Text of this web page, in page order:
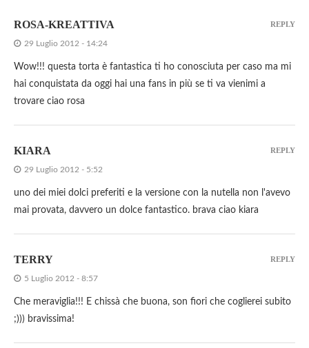
ROSA-KREATTIVA
29 Luglio 2012 - 14:24
Wow!!! questa torta è fantastica ti ho conosciuta per caso ma mi
hai conquistata da oggi hai una fans in più se ti va vienimi a
trovare ciao rosa
REPLY
KIARA
29 Luglio 2012 - 5:52
uno dei miei dolci preferiti e la versione con la nutella non l'avevo
mai provata, davvero un dolce fantastico. brava ciao kiara
REPLY
TERRY
5 Luglio 2012 - 8:57
Che meraviglia!!! E chissà che buona, son fiori che coglierei subito
;))) bravissima!
REPLY